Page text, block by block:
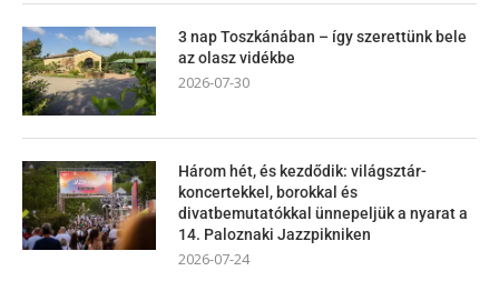
3 nap Toszkánában – így szerettünk bele
az olasz vidékbe
2026-07-30
Három hét, és kezdődik: világsztár-
koncertekkel, borokkal és
divatbemutatókkal ünnepeljük a nyarat a
14. Paloznaki Jazzpikniken
2026-07-24